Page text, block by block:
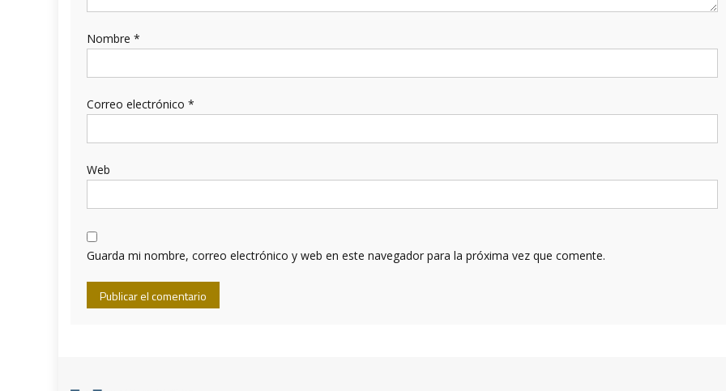
Nombre *
Correo electrónico *
Web
Guarda mi nombre, correo electrónico y web en este navegador para la próxima vez que comente.